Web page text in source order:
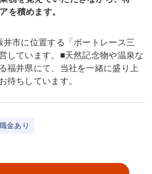
を積めます。
市に位置する「ボートレース三
しています。■天然記念物や温泉な
福井県にて、当社を一緒に盛り上
待ちしています。
金あり